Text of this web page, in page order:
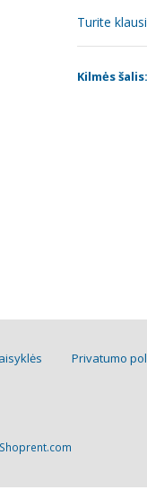
Turite
Kilmės šalis:
Privatumo